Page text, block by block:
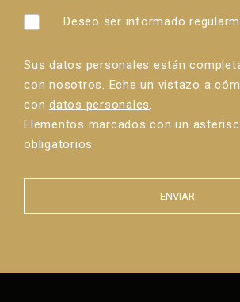
Deseo ser informado
Sus datos personales están
con nosotros. Eche un vistazo a
con datos personales.
Elementos marcados con un
obligatorios
ENVIAR